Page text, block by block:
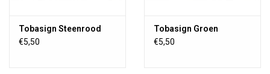
Tobasign Steenrood
€5,50
Tobasign Groen
€5,50